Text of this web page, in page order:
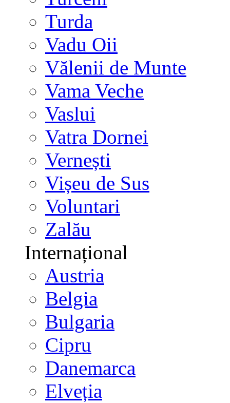
Turda
Vadu Oii
Vălenii de Munte
Vama Veche
Vaslui
Vatra Dornei
Vernești
Vișeu de Sus
Voluntari
Zalău
Internațional
Austria
Belgia
Bulgaria
Cipru
Danemarca
Elveția